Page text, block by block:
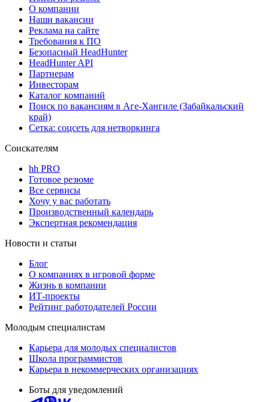
О компании
Наши вакансии
Реклама на сайте
Требования к ПО
Безопасный HeadHunter
HeadHunter API
Партнерам
Инвесторам
Каталог компаний
Поиск по вакансиям в Аге-Хангиле (Забайкальский
край)
Сетка: соцсеть для нетворкинга
Соискателям
hh PRO
Готовое резюме
Все сервисы
Хочу у вас работать
Производственный календарь
Экспертная рекомендация
Новости и статьи
Блог
О компаниях в игровой форме
Жизнь в компании
ИТ-проекты
Рейтинг работодателей России
Молодым специалистам
Карьера для молодых специалистов
Школа программистов
Карьера в некоммерческих организациях
Боты для уведомлений